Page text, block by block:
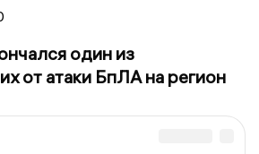
один из
от атаки БпЛА на регион